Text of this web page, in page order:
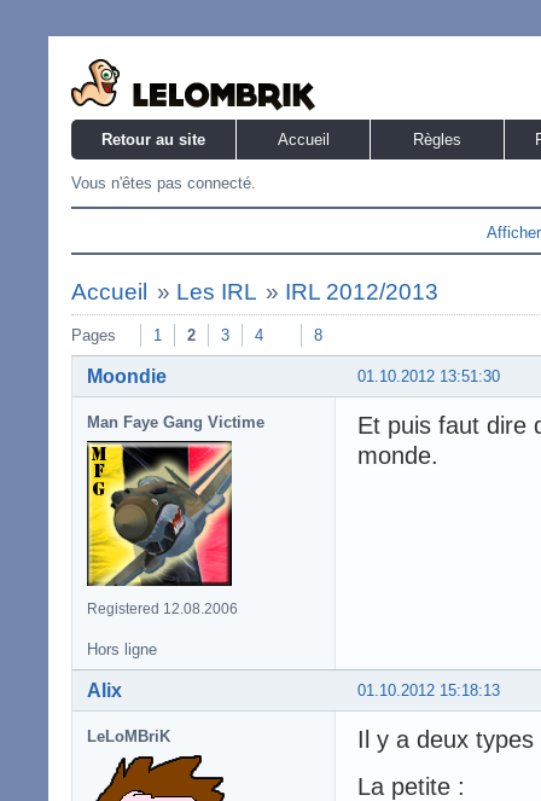
Retour au site Accueil Règles
Vous n'êtes pas connecté.
Accueil » Les IRL » IRL 2012/2013
Pages 1 2 3 4 8
01.10.2012 13:51:30
Moondie
Man Faye Gang Victime
Registered 12.08.2006
Et puis faut dire
monde.
Hors ligne
01.10.2012 15:18:13
Alix
LeLoMBriK
Il y a deux types
La petite :